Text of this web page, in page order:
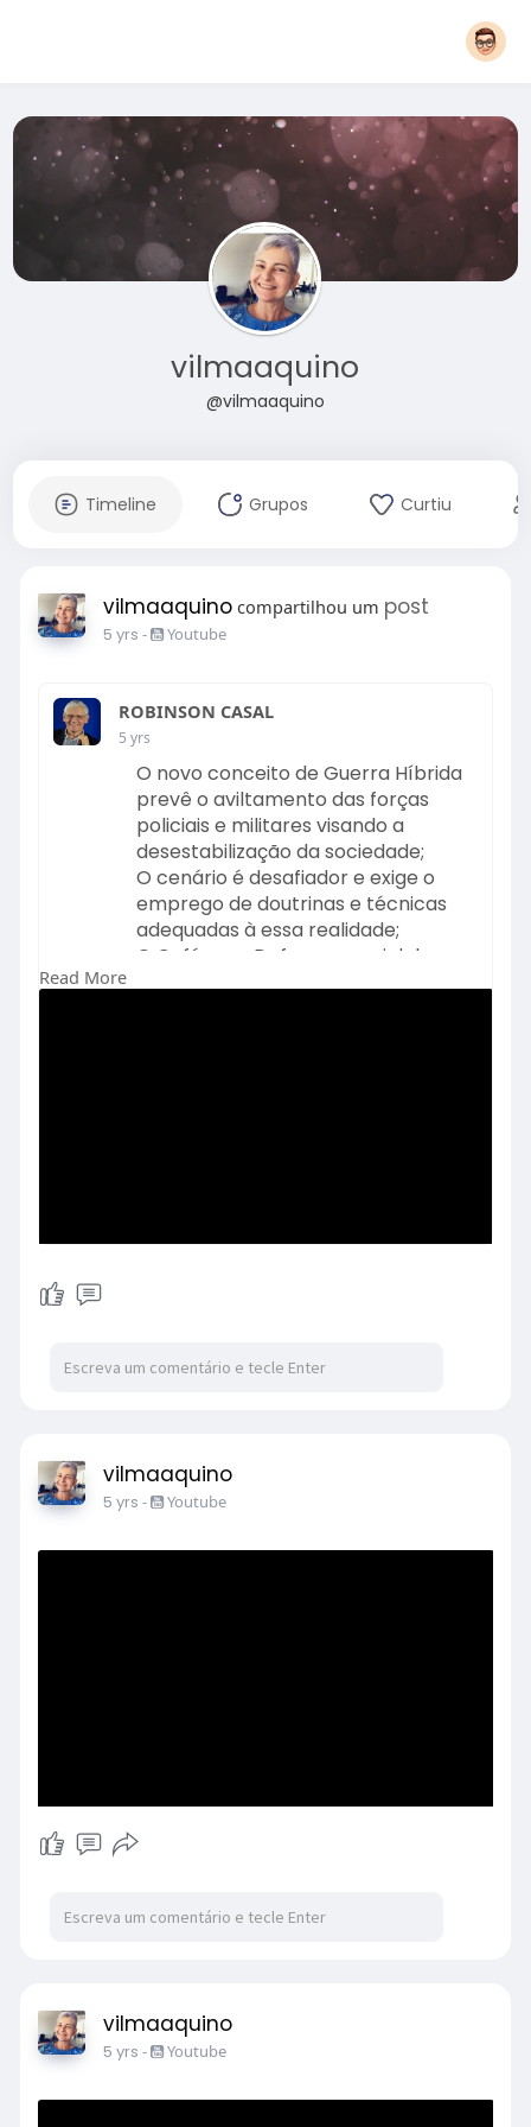
vilmaaquino
@vilmaaquino
Timeline Grupos Curtiu
vilmaaquino compartilhou um post
5 yrs - Youtube
ROBINSON CASAL
5 yrs
O novo conceito de Guerra Híbrida
prevê o aviltamento das forças
policiais e militares visando a
desestabilização da sociedade;
O cenário é desafiador e exige o
emprego de doutrinas e técnicas
adequadas à essa realidade;
O Café com Defesa especial de
hoje abordará “Manifestações e Uso
Read More
vilmaaquino
5 yrs - Youtube
vilmaaquino
5 yrs - Youtube